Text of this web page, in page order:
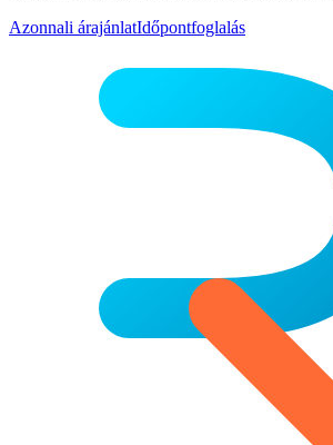
Azonnali árajánlatIdőpontfoglalás